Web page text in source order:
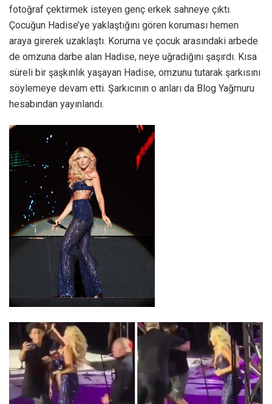
fotoğraf çektirmek isteyen genç erkek sahneye çıktı.
Çocuğun Hadise’ye yaklaştığını gören koruması hemen
araya girerek uzaklaştı. Koruma ve çocuk arasındaki arbede
de omzuna darbe alan Hadise, neye uğradığını şaşırdı. Kısa
süreli bir şaşkınlık yaşayan Hadise, omzunu tutarak şarkısını
söylemeye devam etti. Şarkıcının o anları da Blog Yağmuru
hesabından yayınlandı.